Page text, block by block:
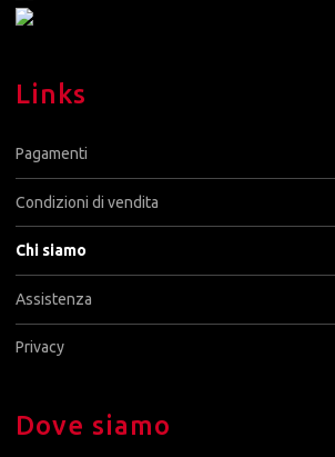
Links
Pagamenti
Condizioni di vendita
Chi siamo
Assistenza
Privacy
Dove siamo